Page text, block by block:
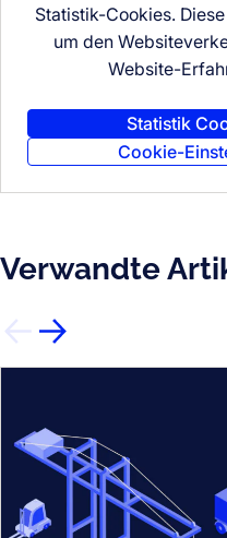
Statistik-Cookies.
um den
Website-
Statistik
Cookie-
Verwandte